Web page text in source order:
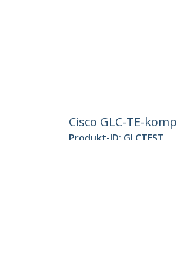
Cisco GLC-TE-
Produkt-ID: GLCTEST